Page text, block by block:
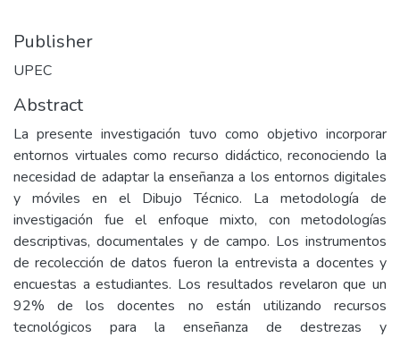
Publisher
UPEC
Abstract
La presente investigación tuvo como objetivo incorporar
entornos virtuales como recurso didáctico, reconociendo la
necesidad de adaptar la enseñanza a los entornos digitales
y móviles en el Dibujo Técnico. La metodología de
investigación fue el enfoque mixto, con metodologías
descriptivas, documentales y de campo. Los instrumentos
de recolección de datos fueron la entrevista a docentes y
encuestas a estudiantes. Los resultados revelaron que un
92% de los docentes no están utilizando recursos
tecnológicos para la enseñanza de destrezas y